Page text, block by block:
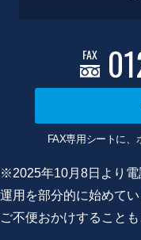
FAX
FAX専用シートに、
※2025年10月8日より
運用を部分的に始めてい
ご不便おかけすること